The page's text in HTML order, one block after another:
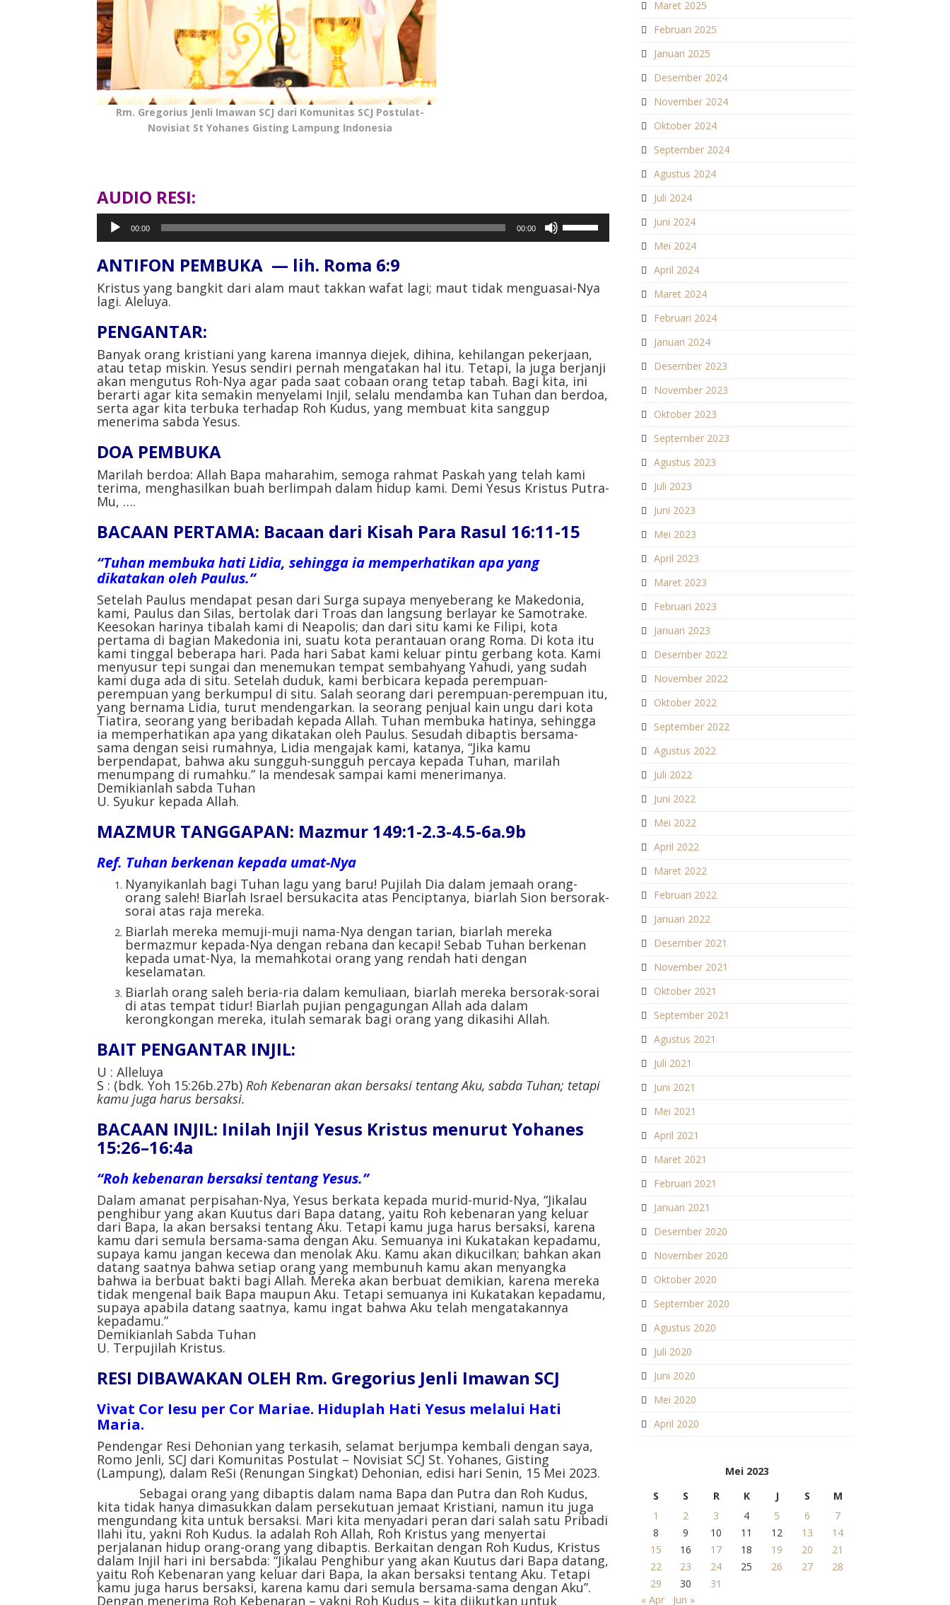
Rm. Gregorius Jenli Imawan SCJ dari Komunitas SCJ Postulat-
Novisiat St Yohanes Gisting Lampung Indonesia
AUDIO RESI:
Pemutar
Audio
00:00 00:00
untuk
menaikkan
ANTIFON PEMBUKA — lih. Roma 6:9
Kristus yang bangkit dari alam maut takkan wafat lagi; maut tidak menguasai-Nya
lagi. Aleluya.
PENGANTAR:
Banyak orang kristiani yang karena imannya diejek, dihina, kehilangan pekerjaan,
atau tetap miskin. Yesus sendiri pernah mengatakan hal itu. Tetapi, la juga berjanji
akan mengutus Roh-Nya agar pada saat cobaan orang tetap tabah. Bagi kita, ini
berarti agar kita semakin menyelami Injil, selalu mendamba kan Tuhan dan berdoa,
serta agar kita terbuka terhadap Roh Kudus, yang membuat kita sanggup
menerima sabda Yesus.
DOA PEMBUKA
Marilah berdoa: Allah Bapa maharahim, semoga rahmat Paskah yang telah kami
terima, menghasilkan buah berlimpah dalam hidup kami. Demi Yesus Kristus Putra-
Mu, ….
BACAAN PERTAMA: Bacaan dari Kisah Para Rasul 16:11-15
“Tuhan membuka hati Lidia, sehingga ia memperhatikan apa yang
dikatakan oleh Paulus.”
Setelah Paulus mendapat pesan dari Surga supaya menyeberang ke Makedonia,
kami, Paulus dan Silas, bertolak dari Troas dan langsung berlayar ke Samotrake.
Keesokan harinya tibalah kami di Neapolis; dan dari situ kami ke Filipi, kota
pertama di bagian Makedonia ini, suatu kota perantauan orang Roma. Di kota itu
kami tinggal beberapa hari. Pada hari Sabat kami keluar pintu gerbang kota. Kami
menyusur tepi sungai dan menemukan tempat sembahyang Yahudi, yang sudah
kami duga ada di situ. Setelah duduk, kami berbicara kepada perempuan-
perempuan yang berkumpul di situ. Salah seorang dari perempuan-perempuan itu,
yang bernama Lidia, turut mendengarkan. Ia seorang penjual kain ungu dari kota
Tiatira, seorang yang beribadah kepada Allah. Tuhan membuka hatinya, sehingga
ia memperhatikan apa yang dikatakan oleh Paulus. Sesudah dibaptis bersama-
sama dengan seisi rumahnya, Lidia mengajak kami, katanya, “Jika kamu
berpendapat, bahwa aku sungguh-sungguh percaya kepada Tuhan, marilah
menumpang di rumahku.” Ia mendesak sampai kami menerimanya.
Demikianlah sabda Tuhan
U. Syukur kepada Allah.
MAZMUR TANGGAPAN: Mazmur 149:1-2.3-4.5-6a.9b
Ref. Tuhan berkenan kepada umat-Nya
Nyanyikanlah bagi Tuhan lagu yang baru! Pujilah Dia dalam jemaah orang-
orang saleh! Biarlah Israel bersukacita atas Penciptanya, biarlah Sion bersorak-
sorai atas raja mereka.
Biarlah mereka memuji-muji nama-Nya dengan tarian, biarlah mereka
bermazmur kepada-Nya dengan rebana dan kecapi! Sebab Tuhan berkenan
kepada umat-Nya, Ia memahkotai orang yang rendah hati dengan
keselamatan.
Biarlah orang saleh beria-ria dalam kemuliaan, biarlah mereka bersorak-sorai
di atas tempat tidur! Biarlah pujian pengagungan Allah ada dalam
kerongkongan mereka, itulah semarak bagi orang yang dikasihi Allah.
BAIT PENGANTAR INJIL:
U : Alleluya
S : (bdk. Yoh 15:26b.27b) Roh Kebenaran akan bersaksi tentang Aku, sabda Tuhan; tetapi
kamu juga harus bersaksi.
BACAAN INJIL: Inilah Injil Yesus Kristus menurut Yohanes
15:26–16:4a
“Roh kebenaran bersaksi tentang Yesus.”
Dalam amanat perpisahan-Nya, Yesus berkata kepada murid-murid-Nya, “Jikalau
penghibur yang akan Kuutus dari Bapa datang, yaitu Roh kebenaran yang keluar
dari Bapa, Ia akan bersaksi tentang Aku. Tetapi kamu juga harus bersaksi, karena
kamu dari semula bersama-sama dengan Aku. Semuanya ini Kukatakan kepadamu,
supaya kamu jangan kecewa dan menolak Aku. Kamu akan dikucilkan; bahkan akan
datang saatnya bahwa setiap orang yang membunuh kamu akan menyangka
bahwa ia berbuat bakti bagi Allah. Mereka akan berbuat demikian, karena mereka
tidak mengenal baik Bapa maupun Aku. Tetapi semuanya ini Kukatakan kepadamu,
supaya apabila datang saatnya, kamu ingat bahwa Aku telah mengatakannya
kepadamu.”
Demikianlah Sabda Tuhan
U. Terpujilah Kristus.
RESI DIBAWAKAN OLEH Rm. Gregorius Jenli Imawan SCJ
Vivat Cor Iesu per Cor Mariae. Hiduplah Hati Yesus melalui Hati
Maria.
Pendengar Resi Dehonian yang terkasih, selamat berjumpa kembali dengan saya,
Romo Jenli, SCJ dari Komunitas Postulat – Novisiat SCJ St. Yohanes, Gisting
(Lampung), dalam ReSi (Renungan Singkat) Dehonian, edisi hari Senin, 15 Mei 2023.
Sebagai orang yang dibaptis dalam nama Bapa dan Putra dan Roh Kudus,
kita tidak hanya dimasukkan dalam persekutuan jemaat Kristiani, namun itu juga
mengundang kita untuk bersaksi. Mari kita menyadari peran dari salah satu Pribadi
Ilahi itu, yakni Roh Kudus. Ia adalah Roh Allah, Roh Kristus yang menyertai
perjalanan hidup orang-orang yang dibaptis. Berkaitan dengan Roh Kudus, Kristus
dalam Injil hari ini bersabda: “Jikalau Penghibur yang akan Kuutus dari Bapa datang,
yaitu Roh Kebenaran yang keluar dari Bapa, Ia akan bersaksi tentang Aku. Tetapi
kamu juga harus bersaksi, karena kamu dari semula bersama-sama dengan Aku”.
Dengan menerima Roh Kebenaran – yakni Roh Kudus – kita diikutkan untuk
Maret 2025
Februari 2025
Januari 2025
Desember 2024
November 2024
Oktober 2024
September 2024
Agustus 2024
Juli 2024
Juni 2024
Mei 2024
April 2024
Maret 2024
Februari 2024
Januari 2024
Desember 2023
November 2023
Oktober 2023
September 2023
Agustus 2023
Juli 2023
Juni 2023
Mei 2023
April 2023
Maret 2023
Februari 2023
Januari 2023
Desember 2022
November 2022
Oktober 2022
September 2022
Agustus 2022
Juli 2022
Juni 2022
Mei 2022
April 2022
Maret 2022
Februari 2022
Januari 2022
Desember 2021
November 2021
Oktober 2021
September 2021
Agustus 2021
Juli 2021
Juni 2021
Mei 2021
April 2021
Maret 2021
Februari 2021
Januari 2021
Desember 2020
November 2020
Oktober 2020
September 2020
Agustus 2020
Juli 2020
Juni 2020
Mei 2020
April 2020
Mei 2023
S
S R K J S
M
1
2 3 4 5 6
7
8
9 10 11 12 13
14
15
16 17 18 19 20
21
22
23 24 25 26 27
28
29
30
31
« Apr
Jun »